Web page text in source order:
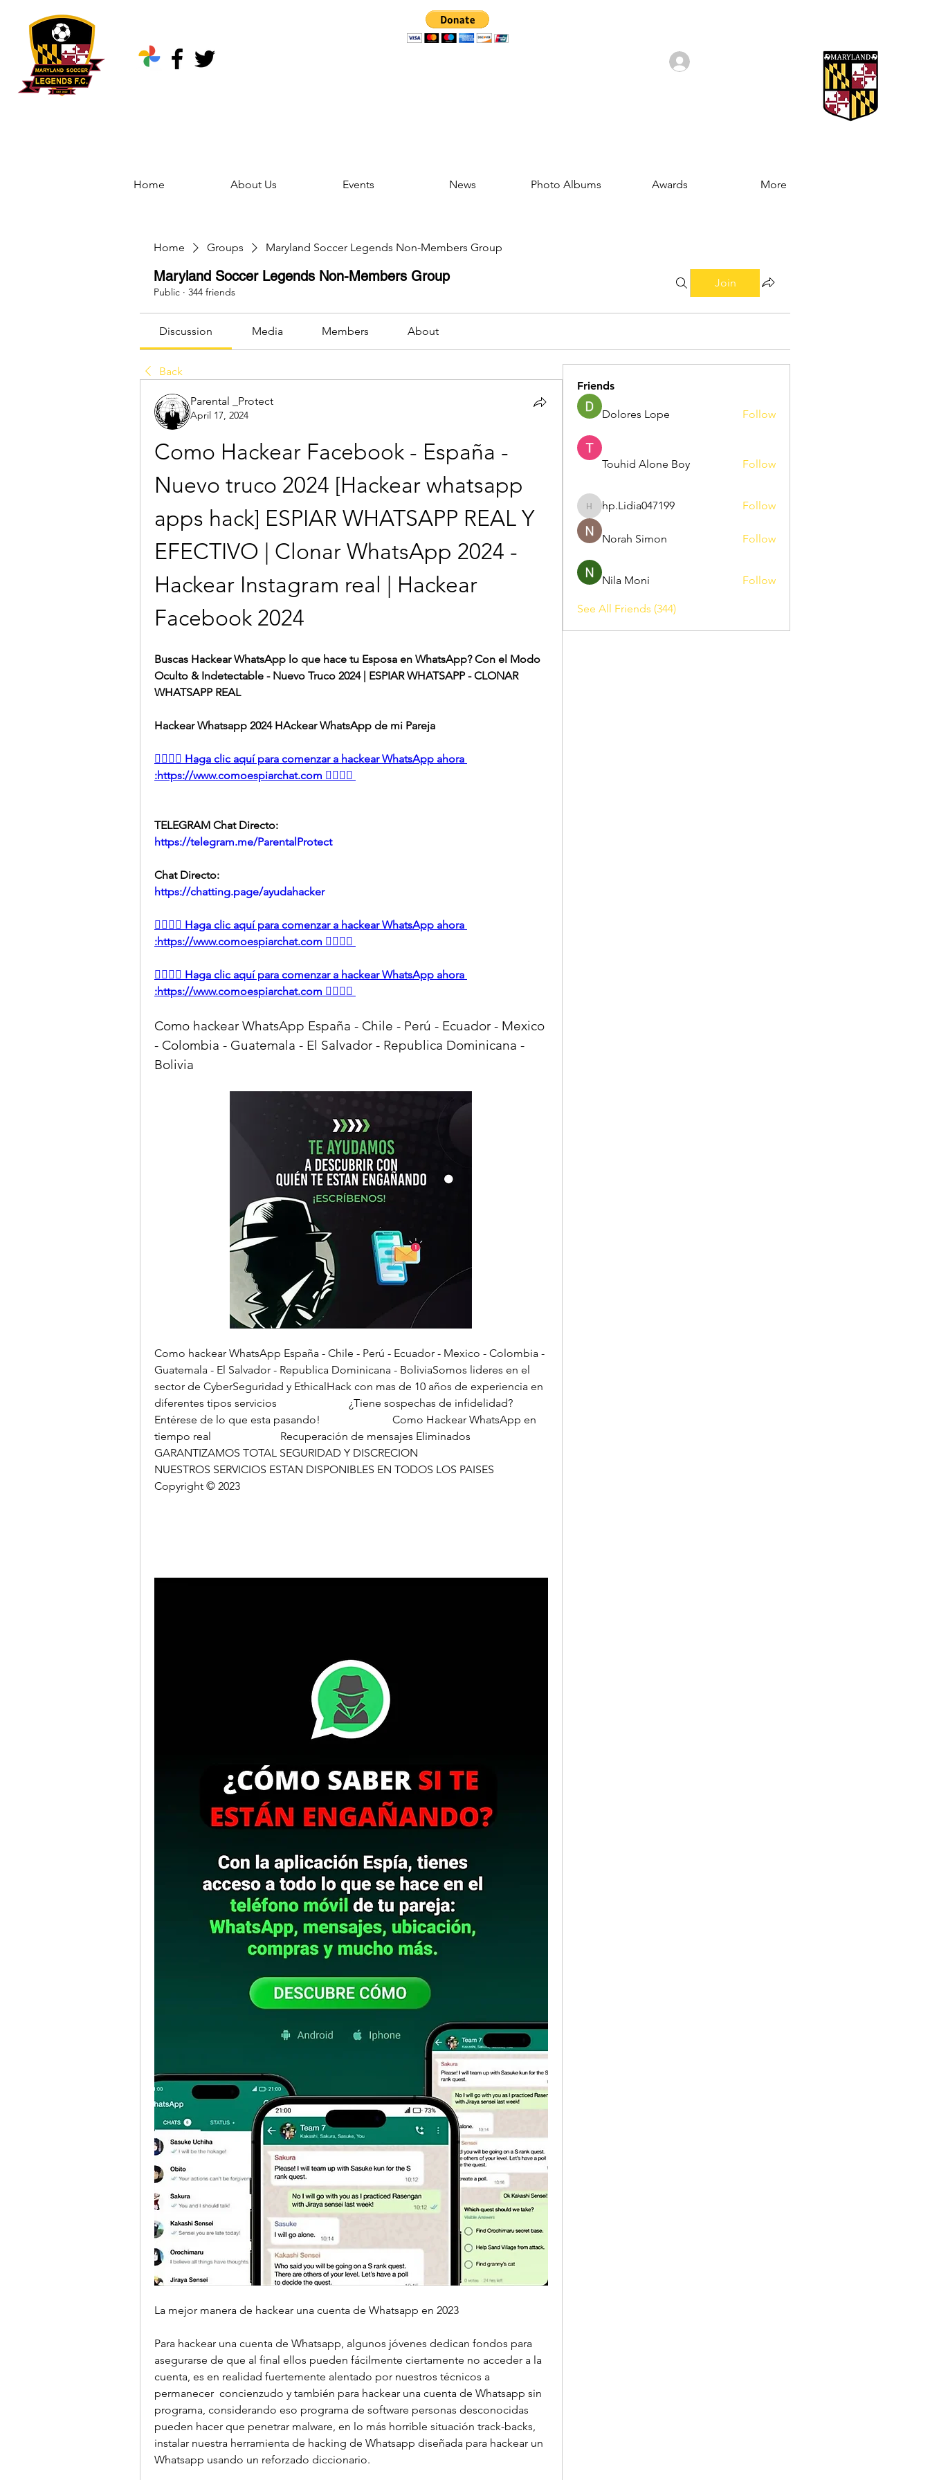
Home About Us Events News Photo Albums Awards More
Home Groups Maryland Soccer Legends Non-Members Group
Maryland Soccer Legends Non-Members Group
Public · 344 friends
Join
Discussion Media Members About
Back
Parental _Protect
April 17, 2024
Como Hackear Facebook - España -
Nuevo truco 2024 [Hackear whatsapp
apps hack] ESPIAR WHATSAPP REAL Y
EFECTIVO | Clonar WhatsApp 2024 -
Hackear Instagram real | Hackear
Facebook 2024
Buscas Hackear WhatsApp lo que hace tu Esposa en WhatsApp? Con el Modo
Oculto & Indetectable - Nuevo Truco 2024 | ESPIAR WHATSAPP - CLONAR
WHATSAPP REAL
Hackear Whatsapp 2024 HAckear WhatsApp de mi Pareja
👉🏻👉🏻 Haga clic aquí para comenzar a hackear WhatsApp ahora
:https://www.comoespiarchat.com 👈🏻👈🏻
TELEGRAM Chat Directo:
https://telegram.me/ParentalProtect
Chat Directo:
https://chatting.page/ayudahacker
👉🏻👉🏻 Haga clic aquí para comenzar a hackear WhatsApp ahora
:https://www.comoespiarchat.com 👈🏻👈🏻
👉🏻👉🏻 Haga clic aquí para comenzar a hackear WhatsApp ahora
:https://www.comoespiarchat.com 👈🏻👈🏻
Como hackear WhatsApp España - Chile - Perú - Ecuador - Mexico
- Colombia - Guatemala - El Salvador - Republica Dominicana -
Bolivia
Como hackear WhatsApp España - Chile - Perú - Ecuador - Mexico - Colombia -
Guatemala - El Salvador - Republica Dominicana - BoliviaSomos lideres en el
sector de CyberSeguridad y EthicalHack con mas de 10 años de experiencia en
diferentes tipos servicios                          ¿Tiene sospechas de infidelidad?
Entérese de lo que esta pasando!                          Como Hackear WhatsApp en
tiempo real                         Recuperación de mensajes Eliminados
GARANTIZAMOS TOTAL SEGURIDAD Y DISCRECION
NUESTROS SERVICIOS ESTAN DISPONIBLES EN TODOS LOS PAISES
Copyright © 2023
La mejor manera de hackear una cuenta de Whatsapp en 2023
Para hackear una cuenta de Whatsapp, algunos jóvenes dedican fondos para
asegurarse de que al final ellos pueden fácilmente ciertamente no acceder a la
cuenta, es en realidad fuertemente alentado por nuestros técnicos a
permanecer  concienzudo y también para hackear una cuenta de Whatsapp sin
programa, considerando eso programa de software personas desconocidas
pueden hacer que penetrar malware, en lo más horrible situación track-backs,
instalar nuestra herramienta de hacking de Whatsapp diseñada para hackear un
Whatsapp usando un reforzado diccionario.
Friends
Dolores Lope Follow
Touhid Alone Boy Follow
hp.Lidia047199
hp.Lidia047199 Follow
Norah Simon Follow
Nila Moni Follow
See All Friends (344)